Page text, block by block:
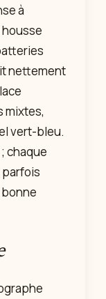
à
nettement
mixtes,
vert-bleu.
chaque
parfois